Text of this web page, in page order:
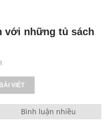
với những tủ sách
VIẾT
Bình luận nhiều